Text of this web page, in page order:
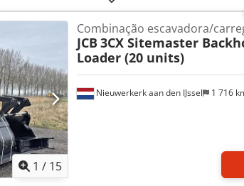
1 / 15
Nieuwerkerk aan den IJssel 1 716
Combinação escavadora/
JCB 3CX Sitemaster
Loader (20 units)